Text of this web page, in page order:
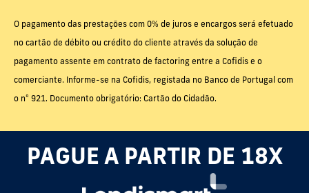
O pagamento das prestações com 0% de juros e encargos será efetuado
no cartão de débito ou crédito do cliente através da solução de
pagamento assente em contrato de factoring entre a Cofidis e o
comerciante. Informe-se na Cofidis, registada no Banco de Portugal com
o nº 921. Documento obrigatório: Cartão do Cidadão.
PAGUE A PARTIR DE 18X